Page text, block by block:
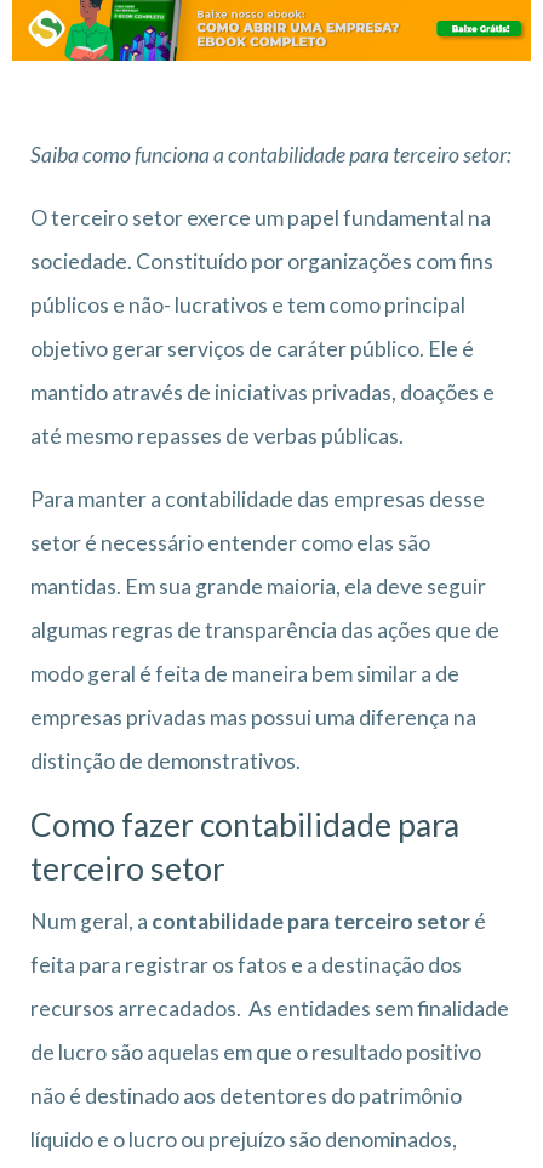
Saiba como funciona a contabilidade para terceiro setor:
O terceiro setor exerce um papel fundamental na
sociedade. Constituído por organizações com fins
públicos e não- lucrativos e tem como principal
objetivo gerar serviços de caráter público. Ele é
mantido através de iniciativas privadas, doações e
até mesmo repasses de verbas públicas.
Para manter a contabilidade das empresas desse
setor é necessário entender como elas são
mantidas. Em sua grande maioria, ela deve seguir
algumas regras de transparência das ações que de
modo geral é feita de maneira bem similar a de
empresas privadas mas possui uma diferença na
distinção de demonstrativos.
Como fazer contabilidade para
terceiro setor
Num geral, a contabilidade para terceiro setoré
feita para registrar os fatos e a destinação dos
recursos arrecadados. As entidades sem finalidade
de lucro são aquelas em que o resultado positivo
não é destinado aos detentores do patrimônio
líquido e o lucro ou prejuízo são denominados,